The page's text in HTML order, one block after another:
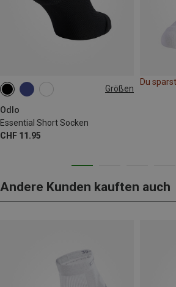
Größen
Odlo
Essential Short Socken
CHF 11.95
36|37|38
45|46|47
Du
Andere Kunden kauften auch